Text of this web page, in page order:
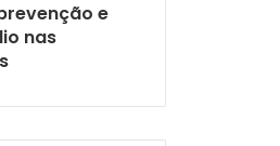
e
nas